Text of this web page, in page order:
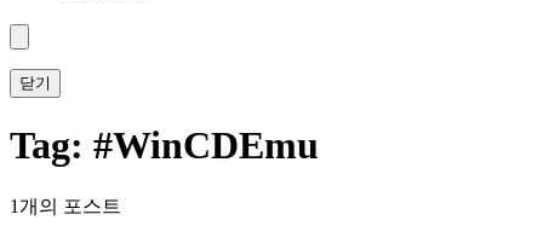
닫기
Tag: #WinCDEmu
1개의 포스트